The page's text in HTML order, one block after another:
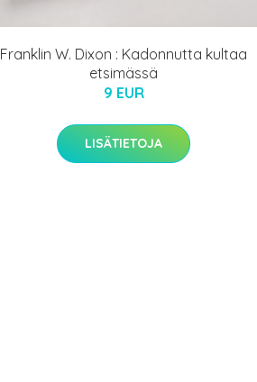
Franklin W. Dixon : Kadonnutta kultaa
etsimässä
9 EUR
LISÄTIETOJA